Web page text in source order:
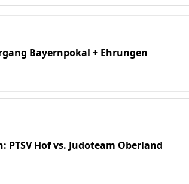
Bayernpokal + Ehrungen
PTSV Hof vs. Judoteam Oberland